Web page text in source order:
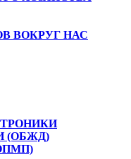
ВОКРУГ НАС
(ОБЖД)